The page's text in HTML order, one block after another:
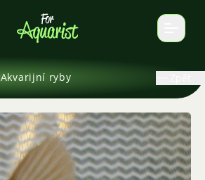
Akvarijní ryby